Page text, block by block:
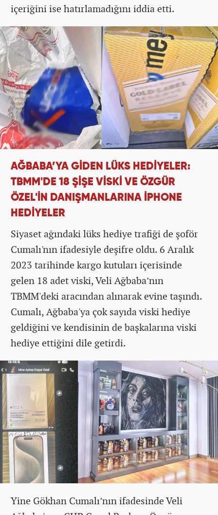
içeriğini ise hatırlamadığını iddia etti.
AĞBABA’YA GİDEN LÜKS HEDİYELER:
TBMM'DE 18 ŞİŞE VİSKİ VE ÖZGÜR
ÖZEL'İN DANIŞMANLARINA İPHONE
HEDİYELER
Siyaset ağındaki lüks hediye trafiği de şoför
Cumalı'nın ifadesiyle deşifre oldu. 6 Aralık
2023 tarihinde kargo kutuları içerisinde
gelen 18 adet viski, Veli Ağbaba’nın
TBMM'deki aracından alınarak evine taşındı.
Cumalı, Ağbaba'ya çok sayıda viski hediye
geldiğini ve kendisinin de başkalarına viski
hediye ettiğini dile getirdi.
Yine Gökhan Cumalı’nın ifadesinde Veli